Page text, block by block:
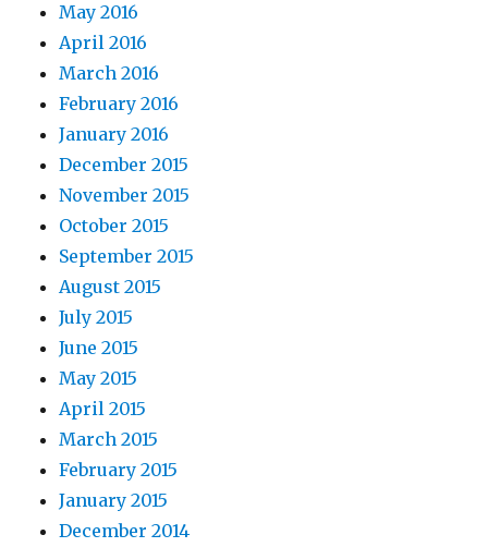
May 2016
April 2016
March 2016
February 2016
January 2016
December 2015
November 2015
October 2015
September 2015
August 2015
July 2015
June 2015
May 2015
April 2015
March 2015
February 2015
January 2015
December 2014